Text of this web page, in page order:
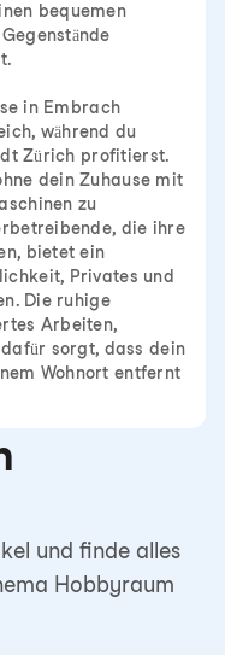
bequemen
in Embrach
während du
Zürich profitierst.
dein Zuhause mit
zu
die ihre
bietet ein
Privates und
Die ruhige
Arbeiten,
sorgt, dass dein
Wohnort entfernt
und finde alles
Hobbyraum